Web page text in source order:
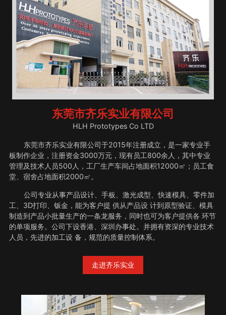
东莞市齐乐实业有限公司
HLH Prototypes Co LTD
东莞市齐乐实业有限公司于2015年注册成立，是一家专业手
板制作企业，注册资金3000万元，现有员工800余人，其中专业
管理及技术人员500人，工厂生产车间占地面积12000㎡；员工食
堂、宿舍占地面积2000㎡。
公司专业从事产品设计、手板、激光成型、快速模具、零件加
工、3D打印、钣金，能为客户提 供从产品设 计到原型验证、模具
制造到产品小批量生产的一条龙服务，同时也可为客户提供各 环节
的单项服务。公司下设香港、深圳办事处。并拥有资深的专业技术
人员，先进的加工设 备，规范的质量控制体系。
走进齐乐实业